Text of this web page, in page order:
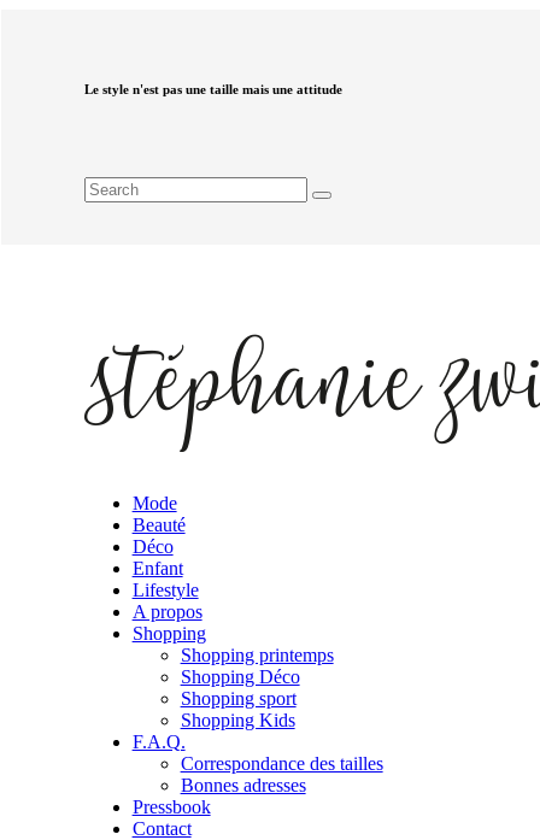
Le style n'est pas une taille mais une attitude
Mode
Beauté
Déco
Enfant
Lifestyle
A propos
Shopping
Shopping printemps
Shopping Déco
Shopping sport
Shopping Kids
F.A.Q.
Correspondance des tailles
Bonnes adresses
Pressbook
Contact